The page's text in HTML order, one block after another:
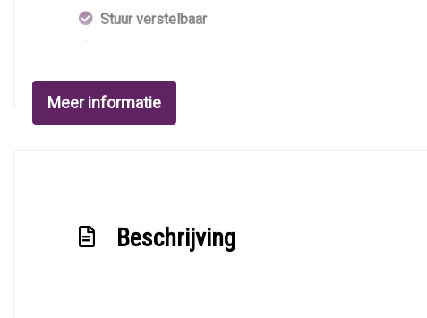
Stuur verstelbaar
Stuurbekrachtiging snelheidsafhankelijk
Voorstoelen verwarmd
Meer informatie
Beschrijving